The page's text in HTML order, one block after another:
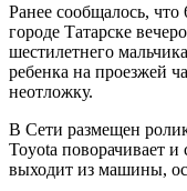
Ранее сообщалось,
городе Татарске
шестилетнего
ребенка на проезжей
неотложку.
В Сети размещен
Toyota поворачивает и
выходит из машины,